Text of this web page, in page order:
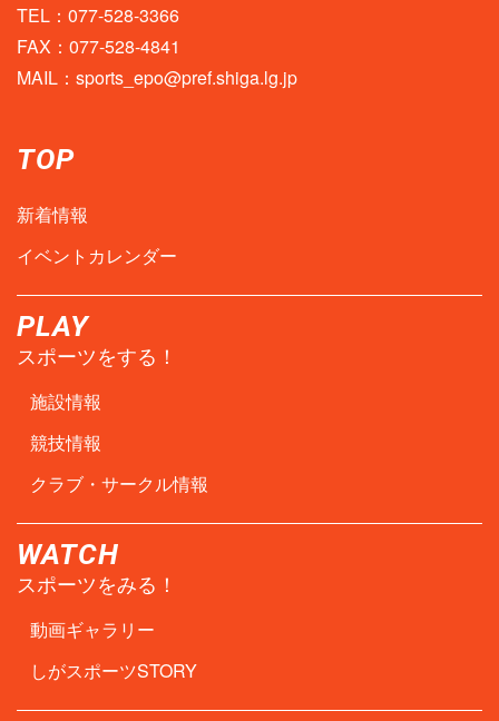
TEL：077-528-3366
FAX：077-528-4841
MAIL： sports_epo@pref.shiga.lg.jp
TOP
新着情報
イベントカレンダー
PLAY
スポーツをする！
施設情報
競技情報
クラブ・サークル情報
WATCH
スポーツをみる！
動画ギャラリー
しがスポーツSTORY